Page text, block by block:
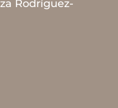
Rodríguez-